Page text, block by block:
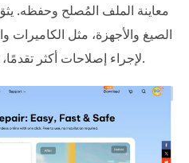
معاينة الملف المُصلح وحفظه.
الصيغ والأجهزة، مثل الكاميرات
لإجراء إصلاحات أكثر تقدمًا، يتوفر أيضًا إصدار سطح مكتب.